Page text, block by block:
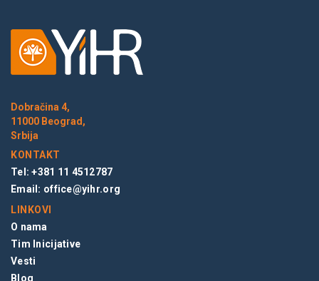
Dobračina 4,
11000 Beograd,
Srbija
KONTAKT
Tel: +381 11 4512787
Email: office@yihr.org
LINKOVI
O nama
Tim Inicijative
Vesti
Blog